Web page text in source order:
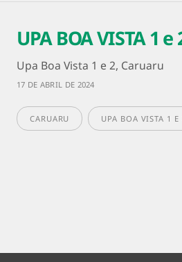
UPA BOA VISTA 1 e
Upa Boa Vista 1 e 2, Caruaru
17 DE ABRIL DE 2024
CARUARU UPA BOA VISTA 1 E